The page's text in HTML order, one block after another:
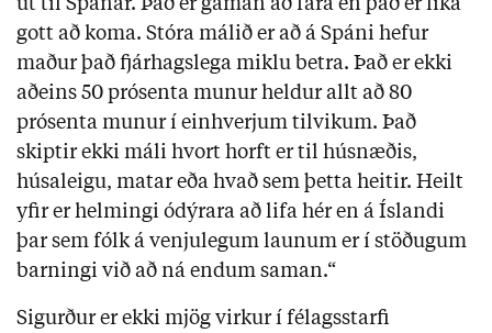
út til Spánar. Það er gaman að fara en það er líka
gott að koma. Stóra málið er að á Spáni hefur
maður það fjárhagslega miklu betra. Það er ekki
aðeins 50 prósenta munur heldur allt að 80
prósenta munur í einhverjum tilvikum. Það
skiptir ekki máli hvort horft er til húsnæðis,
húsaleigu, matar eða hvað sem þetta heitir. Heilt
yfir er helmingi ódýrara að lifa hér en á Íslandi
þar sem fólk á venjulegum launum er í stöðugum
barningi við að ná endum saman.“
Sigurður er ekki mjög virkur í félagsstarfi